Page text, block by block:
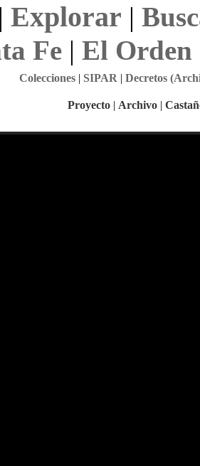
| Explorar |
Fe| El Orden
Colecciones| SIPAR | Decretos
Proyecto | Archivo |